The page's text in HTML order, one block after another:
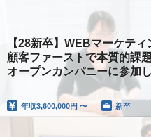
【28新卒】WEBマーケテ
顧客ファーストで本質的課
オープンカンパニーに参加
年収3,600,000円 〜 新卒